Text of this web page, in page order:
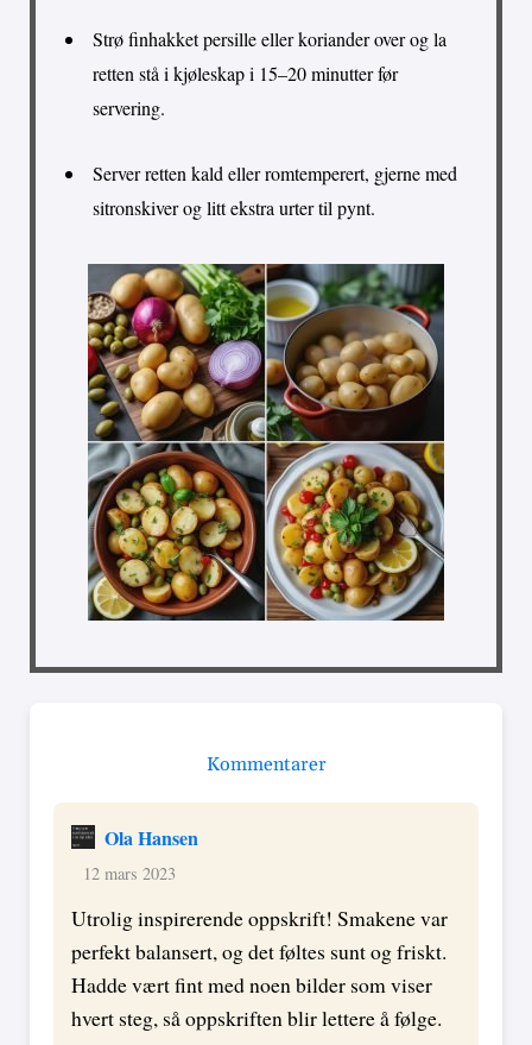
Strø finhakket persille eller koriander over og la
retten stå i kjøleskap i 15–20 minutter før
servering.
Server retten kald eller romtemperert, gjerne med
sitronskiver og litt ekstra urter til pynt.
Kommentarer
Ola Hansen
12 mars 2023
Utrolig inspirerende oppskrift! Smakene var
perfekt balansert, og det føltes sunt og friskt.
Hadde vært fint med noen bilder som viser
hvert steg, så oppskriften blir lettere å følge.